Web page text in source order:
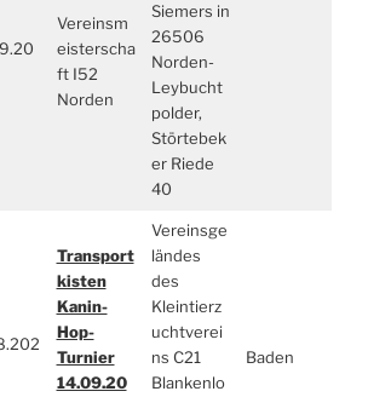
Vereinsm
eisterscha
ft I52
Norden
Siemers in
26506
Norden-
Leybucht
polder,
Störtebek
er Riede
40
Transport
kisten
Kanin-
Hop-
Turnier
14.09.20
Vereinsge
ländes
des
Kleintierz
uchtverei
ns C21
Blankenlo
Baden